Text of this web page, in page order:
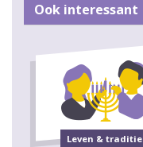
Ook interessant
Leven & traditie